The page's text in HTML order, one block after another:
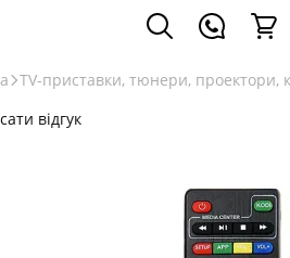
TV-приставки, тюнери, проектори,
відгук